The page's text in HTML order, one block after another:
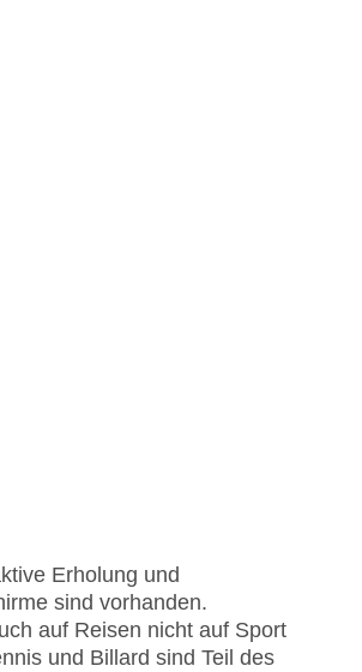
Erholung und
sind vorhanden.
auf Reisen nicht auf Sport
und Billard sind Teil des